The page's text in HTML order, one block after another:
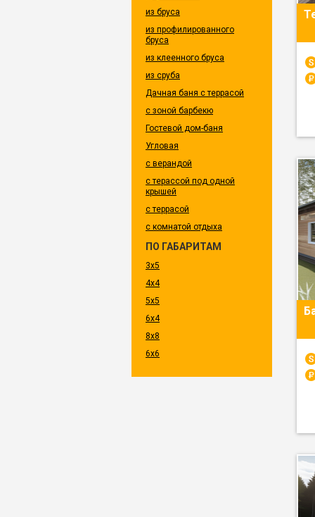
из бруса
из профилированного
бруса
из клеенного бруса
из сруба
Дачная баня с террасой
с зоной барбекю
Гостевой дом-баня
Угловая
с верандой
с терассой под одной
крышей
с террасой
с комнатой отдыха
ПО ГАБАРИТАМ
3x5
4x4
5x5
6x4
8x8
6x6